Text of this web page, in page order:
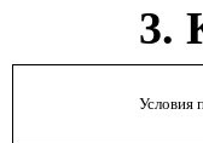
3.
Условия